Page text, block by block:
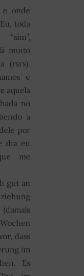
e onde
toda
muito
(rsrs).
e
aquela
no
a
por
dia eu
me
gut an
dass
im
Es